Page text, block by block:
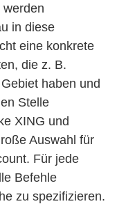
in diese
eine konkrete
die z. B.
haben und
Stelle
XING und
Auswahl für
Für jede
Befehle
zu spezifizieren.